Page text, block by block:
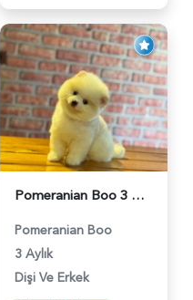
Pomeranian Boo 3 Aylık Safkan Yavrularımız - 6022
Pomeranian Boo
3 Aylık
Dişi Ve Erkek